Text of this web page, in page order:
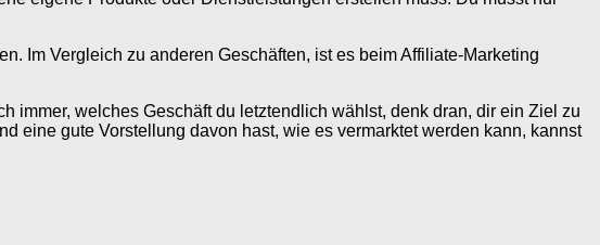
Im Vergleich zu anderen Geschäften, ist es beim Affiliate-Marketing
immer, welches Geschäft du letztendlich wählst, denk dran, dir ein Ziel zu
eine gute Vorstellung davon hast, wie es vermarktet werden kann, kannst